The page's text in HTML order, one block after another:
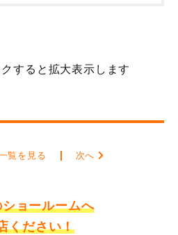
すると拡大表示します
覧を見る 次へ
ョールームへ
ください！